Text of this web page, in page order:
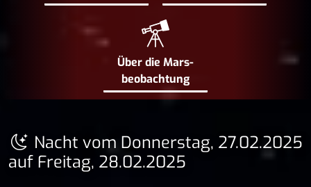
Über die Mars­
beobachtung
Nacht vom Donnerstag, 27.02.2025
auf Freitag, 28.02.2025